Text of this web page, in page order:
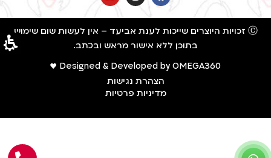
Ⓒ זכויות היוצרים שייכות לענת אביעד – אין לעשות שום שימוש
בתוכן ללא אישור מראש ובכתב.
Designed & Developed by OMEGA360 ♥
הצהרת נגישות
מדיניות פרטיות